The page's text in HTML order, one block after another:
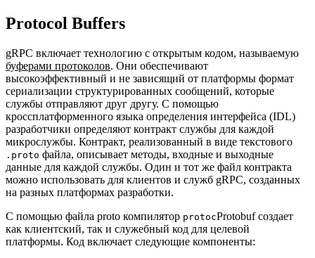
Protocol Buffers
gRPC включает технологию с открытым кодом, называемую
буферами протоколов. Они обеспечивают
высокоэффективный и не зависящий от платформы формат
сериализации структурированных сообщений, которые
службы отправляют друг другу. С помощью
кроссплатформенного языка определения интерфейса (IDL)
разработчики определяют контракт службы для каждой
микрослужбы. Контракт, реализованный в виде текстового
.proto файла, описывает методы, входные и выходные
данные для каждой службы. Один и тот же файл контракта
можно использовать для клиентов и служб gRPC, созданных
на разных платформах разработки.
С помощью файла proto компилятор protocProtobuf создает
как клиентский, так и служебный код для целевой
платформы. Код включает следующие компоненты: